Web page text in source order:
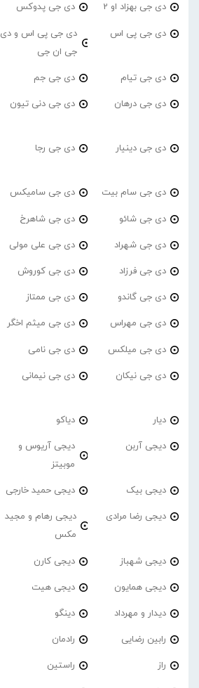
دی جی بهزاد او 2 دی جی پدوکس
دی جی پی اس
دی جی پی اس و دی
جی ان جی
دی جی تیام دی جی جم
دی جی درهان دی جی دنی تیون
دی جی دینیار دی جی رجا
دی جی سام بیت دی جی سامیکس
دی جی شائو دی جی شاهرخ
دی جی شهراد دی جی علی مولی
دی جی فرزاد دی جی کوروش
دی جی گاندو دی جی ممتاز
دی جی مهراس دی جی میثم اخگر
دی جی میلکس دی جی نامی
دی جی نیکان دی جی نیمانی
دیار دیاکو
دیجی آربن
دیجی آریوس و
موبیتز
دیجی بیک دیجی حمید خارجی
دیجی رضا مرادی
دیجی رهام و مجید
مکس
دیجی شهباز دیجی کارن
دیجی همایون دیجی هیت
دیدار و مهرداد دینگو
رابین رضایی رادمان
راز راستین